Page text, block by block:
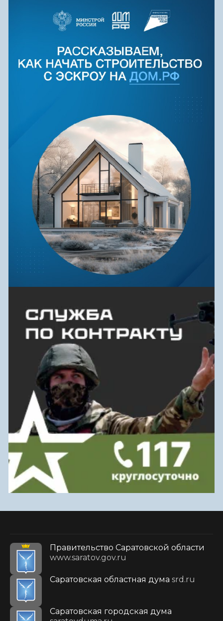
Правительство Саратовской области
www.saratov.gov.ru
Саратовская областная дума srd.ru
Саратовская городская дума